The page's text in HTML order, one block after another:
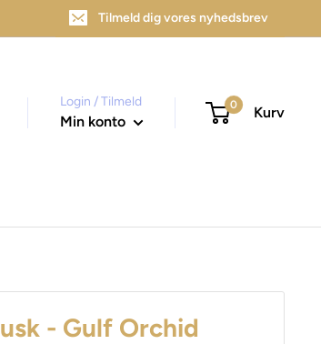
Tilmeld dig vores nyhedsbrev
Login / Tilmeld
Min konto
0 Kurv
- Gulf Orchid